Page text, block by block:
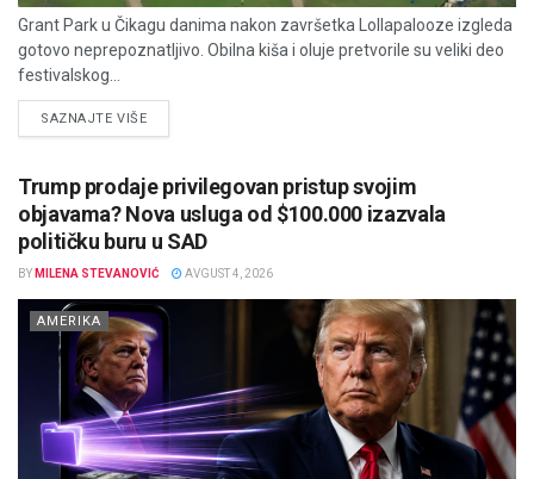
Grant Park u Čikagu danima nakon završetka Lollapalooze izgleda
gotovo neprepoznatljivo. Obilna kiša i oluje pretvorile su veliki deo
festivalskog...
SAZNAJTE VIŠEDETAILS
Trump prodaje privilegovan pristup svojim
objavama? Nova usluga od $100.000 izazvala
političku buru u SAD
BY MILENA STEVANOVIĆ AVGUST 4, 2026
AMERIKA